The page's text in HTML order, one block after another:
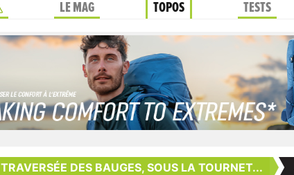
LE MAG TOPOS TESTS
TRAVERSÉE DES BAUGES, SOUS LA TOURNET...